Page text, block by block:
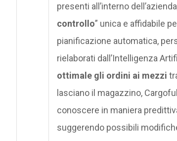
presenti all’interno
controllo” unica e affidabile
pianificazione automatica,
rielaborati dall’Intelligenza
ottimale gli ordini ai mezzi
lasciano il magazzino,
conoscere in maniera
suggerendo possibili